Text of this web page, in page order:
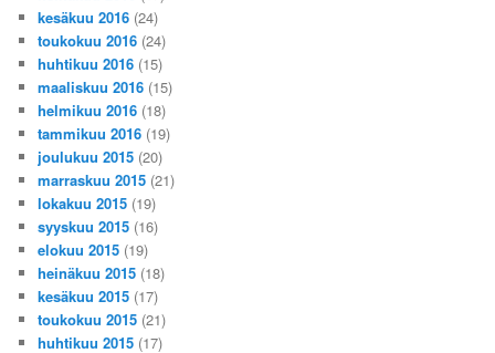
kesäkuu 2016 (24)
toukokuu 2016 (24)
huhtikuu 2016 (15)
maaliskuu 2016 (15)
helmikuu 2016 (18)
tammikuu 2016 (19)
joulukuu 2015 (20)
marraskuu 2015 (21)
lokakuu 2015 (19)
syyskuu 2015 (16)
elokuu 2015 (19)
heinäkuu 2015 (18)
kesäkuu 2015 (17)
toukokuu 2015 (21)
huhtikuu 2015 (17)